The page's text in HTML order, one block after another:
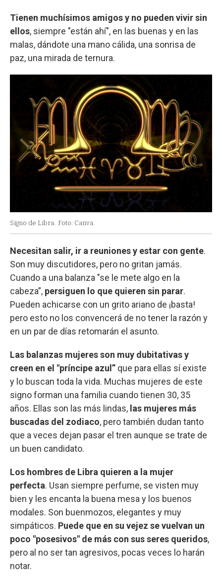
Tienen muchísimos amigos y no pueden vivir sin
ellos, siempre "están ahí", en las buenas y en las
malas, dándote una mano cálida, una sonrisa de
paz, una mirada de ternura.
Signo de Libra. Foto: Canva.
Necesitan salir, ir a reuniones y estar con gente.
Son muy discutidores, pero no gritan jamás.
Cuando a una balanza "se le mete algo en la
cabeza”, persiguen lo que quieren sin parar.
Pueden achicarse con un grito ariano de ¡basta!
pero esto no los convencerá de no tener la razón y
en un par de días retomarán el asunto.
Las balanzas mujeres son muy dubitativas y
creen en el "príncipe azul” que para ellas sí existe
y lo buscan toda la vida. Muchas mujeres de este
signo forman una familia cuando tienen 30, 35
años. Ellas son las más lindas, las mujeres más
buscadas del zodiaco, pero también dudan tanto
que a veces dejan pasar el tren aunque se trate de
un buen candidato.
Los hombres de Libra quieren a la mujer
perfecta. Usan siempre perfume, se visten muy
bien y les encanta la buena mesa y los buenos
modales. Son buenmozos, elegantes y muy
simpáticos. Puede que en su vejez se vuelvan un
poco "posesivos" de más con sus seres queridos,
pero al no ser tan agresivos, pocas veces lo harán
notar.